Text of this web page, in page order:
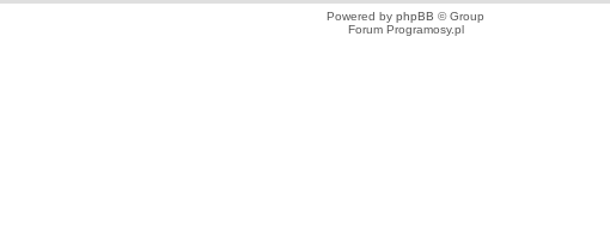
Powered by phpBB © Group
Forum Programosy.pl